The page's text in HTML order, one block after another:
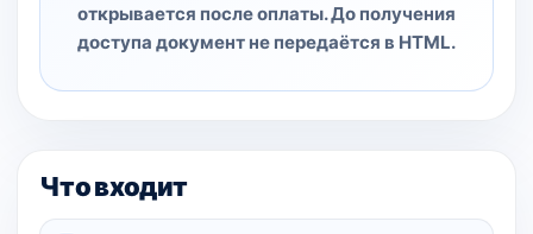
открывается после оплаты. До получения
доступа документ не передаётся в HTML.
Что входит